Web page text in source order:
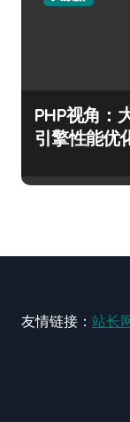
PHP视角：
引擎性能优
友情链接： 站长